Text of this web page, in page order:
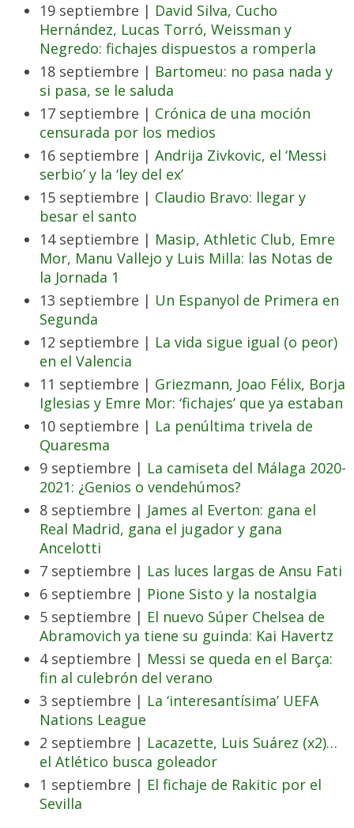
19 septiembre | David Silva, Cucho
Hernández, Lucas Torró, Weissman y
Negredo: fichajes dispuestos a romperla
18 septiembre | Bartomeu: no pasa nada y
si pasa, se le saluda
17 septiembre | Crónica de una moción
censurada por los medios
16 septiembre | Andrija Zivkovic, el ‘Messi
serbio’ y la ‘ley del ex’
15 septiembre | Claudio Bravo: llegar y
besar el santo
14 septiembre | Masip, Athletic Club, Emre
Mor, Manu Vallejo y Luis Milla: las Notas de
la Jornada 1
13 septiembre | Un Espanyol de Primera en
Segunda
12 septiembre | La vida sigue igual (o peor)
en el Valencia
11 septiembre | Griezmann, Joao Félix, Borja
Iglesias y Emre Mor: ‘fichajes’ que ya estaban
10 septiembre | La penúltima trivela de
Quaresma
9 septiembre | La camiseta del Málaga 2020-
2021: ¿Genios o vendehúmos?
8 septiembre | James al Everton: gana el
Real Madrid, gana el jugador y gana
Ancelotti
7 septiembre | Las luces largas de Ansu Fati
6 septiembre | Pione Sisto y la nostalgia
5 septiembre | El nuevo Súper Chelsea de
Abramovich ya tiene su guinda: Kai Havertz
4 septiembre | Messi se queda en el Barça:
fin al culebrón del verano
3 septiembre | La ‘interesantísima’ UEFA
Nations League
2 septiembre | Lacazette, Luis Suárez (x2)…
el Atlético busca goleador
1 septiembre | El fichaje de Rakitic por el
Sevilla